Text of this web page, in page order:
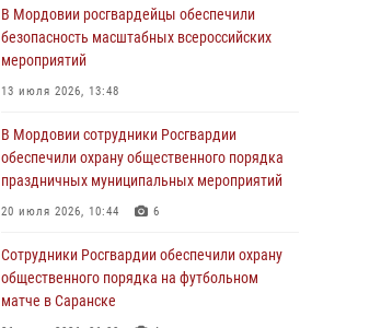
В Саранске сотрудники Росгвардии
задержали дебошира, повредившего
имущество в кафе
06 августа 2026, 07:03
В Саранске по обращению жителей
правоохранители отреагировали
незамедлительно
05 августа 2026, 15:04
В Саранске сотрудники Росгвардии
задержали мужчину, подозреваемого в
причинении телесных повреждений супруге
В Мордовии росгвардейцы обеспечили
безопасность масштабных всероссийских
мероприятий
13 июля 2026, 13:48
В Мордовии сотрудники Росгвардии
обеспечили охрану общественного порядка
праздничных муниципальных мероприятий
20 июля 2026, 10:44 6
Сотрудники Росгвардии обеспечили охрану
общественного порядка на футбольном
матче в Саранске